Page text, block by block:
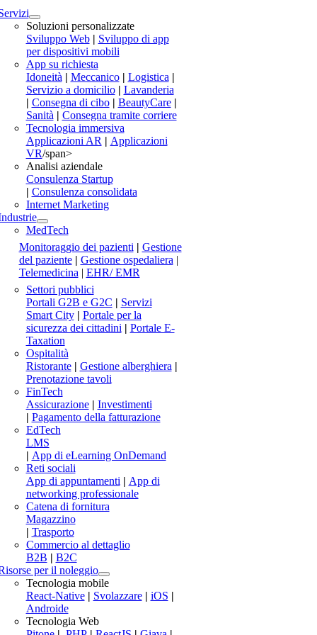
Soluzioni personalizzate
Sviluppo Web| Sviluppo di app
per dispositivi mobili
App su richiesta
Idoneità| Meccanico| Logistica|
Servizio a domicilio| Lavanderia
| Consegna di cibo | BeautyCare |
Sanità | Consegna tramite corriere
Tecnologia immersiva
Applicazioni AR| Applicazioni
VR/span>
Analisi aziendale
Consulenza Startup
| Consulenza consolidata
Internet Marketing
MedTech
Monitoraggio dei pazienti | Gestione
del paziente| Gestione ospedaliera |
Telemedicina| EHR/ EMR
Settori pubblici
Portali G2B e G2C | Servizi
Smart City| Portale per la
sicurezza dei cittadini| Portale E-
Taxation
Ospitalità
Ristorante| Gestione alberghiera|
Prenotazione tavoli
FinTech
Assicurazione| Investimenti
| Pagamento della fatturazione
EdTech
LMS
| App di eLearning OnDemand
Reti sociali
App di appuntamenti| App di
networking professionale
Catena di fornitura
Magazzino
| Trasporto
Commercio al dettaglio
B2B | B2C
per il noleggio
Tecnologia mobile
React-Native| Svolazzare| iOS |
Androide
Tecnologia Web